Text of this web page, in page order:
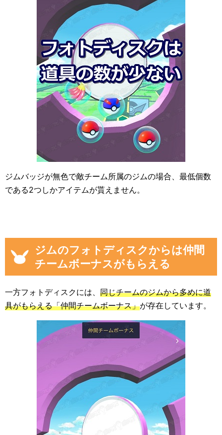
ジムバッジが無色で敵チーム所属のジムの場合、最低個数
である2つしかアイテムが貰えません。
ジムのフォトディスクからは仲間
チームボーナスがもらえる
一方フォトディスクには、 同じチームのジムから多めに道
具がもらえる「仲間チームボーナス」が存在しています。